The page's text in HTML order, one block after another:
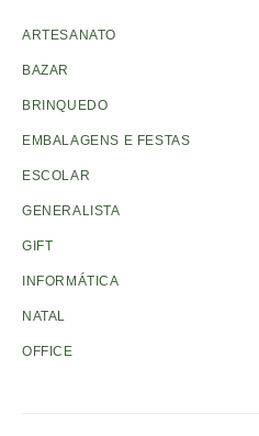
ARTESANATO
BAZAR
BRINQUEDO
EMBALAGENS E FESTAS
ESCOLAR
GENERALISTA
GIFT
INFORMÁTICA
NATAL
OFFICE